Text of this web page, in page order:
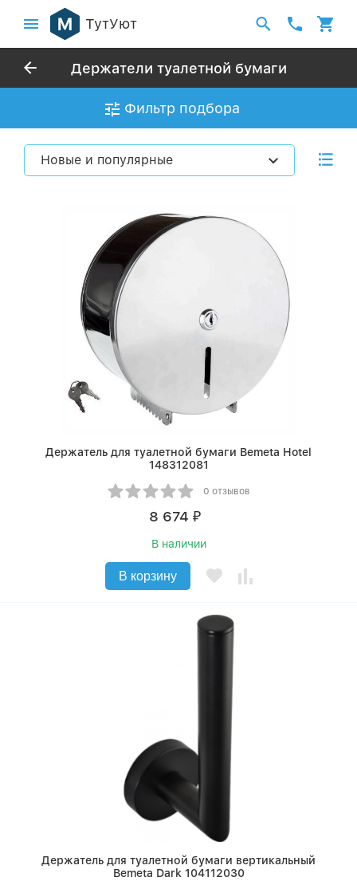
ТутУют
Держатели туалетной бумаги
Фильтр подбора
Новые и популярные
Держатель для туалетной бумаги Bemeta Hotel
148312081
0 отзывов
8 674 ₽
В наличии
В корзину
Держатель для туалетной бумаги вертикальный
Bemeta Dark 104112030